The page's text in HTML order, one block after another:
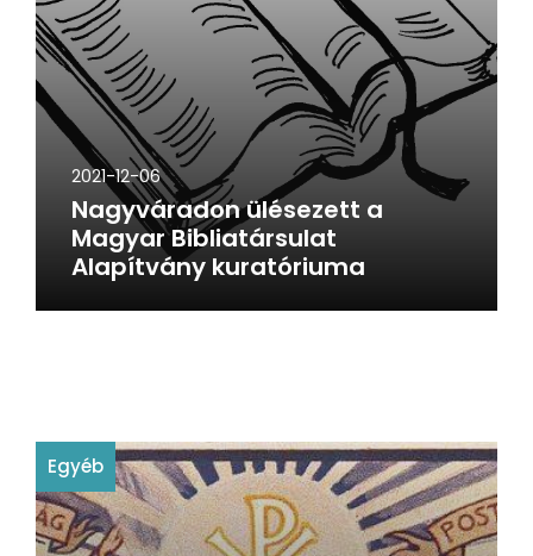
2021-12-06
Nagyváradon ülésezett a
Magyar Bibliatársulat
Alapítvány kuratóriuma
Egyéb